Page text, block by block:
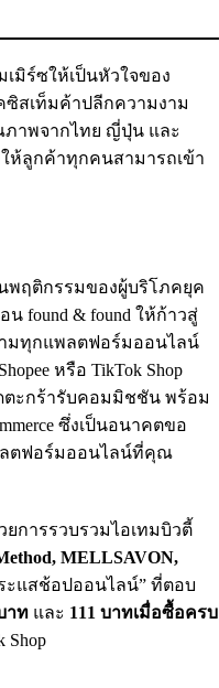
มิร์ซให้เป็นหัวใจของ
ซิสเท็มค้าปลีกความงาม
ภาพจากไทย ญี่ปุ่น และ
ห้ลูกค้าทุกคนสามารถเข้า
พฤติกรรมของผู้บริโภคยุค
found & found ให้ก้าวสู่
ามทุกแพลตฟอร์มออนไลน์
หรือ TikTok Shop
ดตะกร้ารับคอมมิชชัน พร้อม
ซึ่งเป็นอนาคตขอ
ลตฟอร์มออนไลน์ที่คุณ
การรวบรวมไอเทมบิวตี้
MELLSAVON,
ะแสช้อปออนไลน์” ที่ตอบ
าท และ 111 บาทเมื่อซื้อครบ
Shop